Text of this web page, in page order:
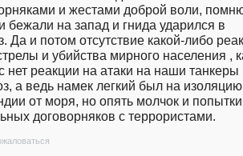
и жестами доброй воли,
бежали на запад и гнида ударился в
Да и потом отсутствие какой-либо
и убийства мирного населения ,
нет реакции на атаки на наши танкеры
а ведь намек легкий был на изоляцию
от моря, но опять молчок и попытки
договорняков с террористами.